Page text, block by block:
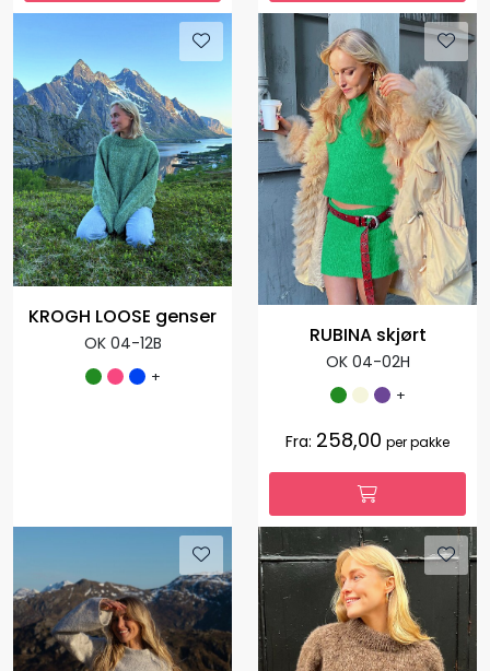
KROGH LOOSE genser
OK 04-12B
+
RUBINA skjørt
OK 04-02H
+
Fra: 258,00 per pakke